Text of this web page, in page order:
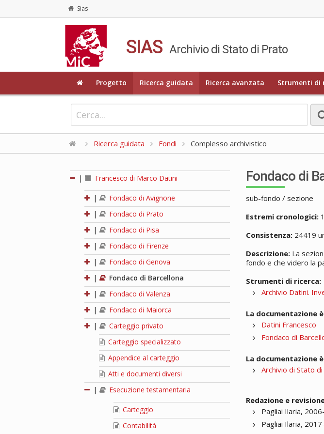
Sias
SIAS Archivio di Stato di Prato
Progetto Ricerca guidata Ricerca avanzata Strumenti di
Ricerca guidata Fondi Complesso archivistico
| Francesco di Marco Datini
|
Fondaco di Avignone
|
Fondaco di Prato
|
Fondaco di Pisa
|
Fondaco di Firenze
|
Fondaco di Genova
|
Fondaco di Barcellona
|
Fondaco di Valenza
|
Fondaco di Maiorca
|
Carteggio privato
Carteggio specializzato
Appendice al carteggio
Atti e documenti diversi
|
Esecuzione testamentaria
Carteggio
Contabilità
Fondaco di
sub-fondo / sezione
Estremi cronologici:
Consistenza: 24419
Descrizione: La
fondo e che videro la
Strumenti di ricerca:
Archivio Datini.
La documentazione
Datini Francesco
Fondaco di
La documentazione
Archivio di Stato
Redazione e
Pagliai Ilaria,
Pagliai Ilaria,